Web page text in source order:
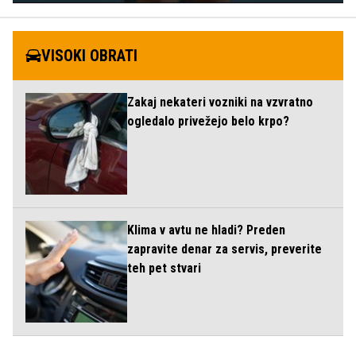
VISOKI OBRATI
Zakaj nekateri vozniki na vzvratno
ogledalo privežejo belo krpo?
Klima v avtu ne hladi? Preden
zapravite denar za servis, preverite
teh pet stvari